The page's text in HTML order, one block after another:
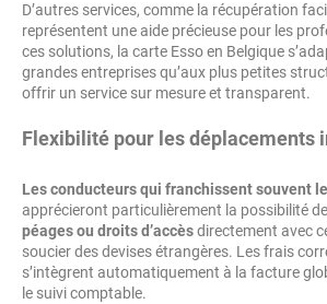
D’autres services, comme la récupération
représentent une aide précieuse pour les
ces solutions, la carte Esso en Belgique
grandes entreprises qu’aux plus petites
offrir un service sur mesure et transparent.
Flexibilité pour les déplacements
Les conducteurs qui franchissent souvent
apprécieront particulièrement la possibilité
péages ou droits d’accèsdirectement avec
soucier des devises étrangères. Les frais
s’intègrent automatiquement à la facture
le suivi comptable.